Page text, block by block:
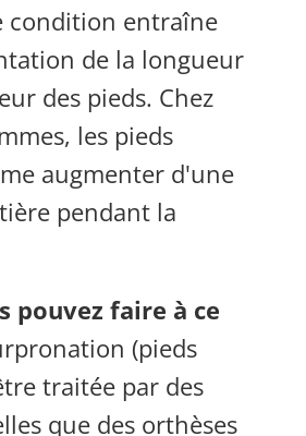
condition entraîne
de la longueur
des pieds. Chez
les pieds
augmenter d'une
pendant la
pouvez faire à ce
(pieds
traitée par des
que des orthèses